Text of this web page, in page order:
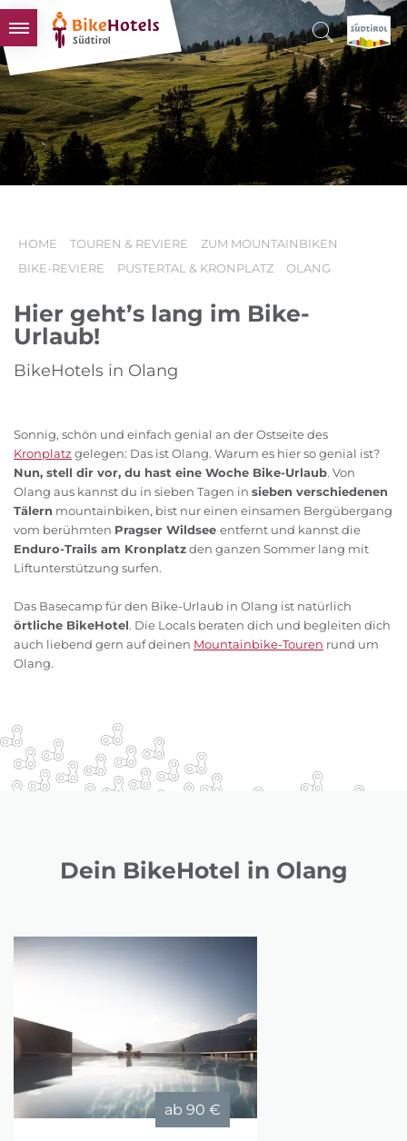
BIKEHOTELS
HOTELS & PAKETE
TOUREN & REVIERE
SÜDTIROL & WIR
HOME TOUREN & REVIERE
ZUM MOUNTAINBIKEN
BIKE-REVIERE
PUSTERTAL & KRONPLATZ OLANG
Hier geht’s lang im Bike-
Urlaub!
BikeHotels in Olang
Sonnig, schön und einfach genial an der Ostseite des
Kronplatz gelegen: Das ist Olang. Warum es hier so genial ist?
Nun, stell dir vor, du hast eine Woche Bike-Urlaub. Von
Olang aus kannst du in sieben Tagen in sieben verschiedenen
Tälern mountainbiken, bist nur einen einsamen Bergübergang
vom berühmten Pragser Wildsee entfernt und kannst die
Enduro-Trails am Kronplatzden ganzen Sommer lang mit
Liftunterstützung surfen.
Das Basecamp für den Bike-Urlaub in Olang ist natürlich
örtliche BikeHotel. Die Locals beraten dich und begleiten dich
auch liebend gern auf deinen Mountainbike-Touren rund um
Olang.
Dein BikeHotel in Olang
ab 90 €